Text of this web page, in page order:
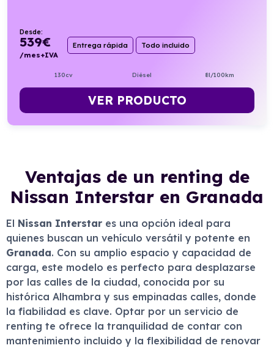
Desde:
539€
/mes+IVA
Entrega rápida Todo incluido
130cv Diésel 8l/100km
VER PRODUCTO
Ventajas de un renting de
Nissan Interstar en Granada
El Nissan Interstar es una opción ideal para
quienes buscan un vehículo versátil y potente en
Granada. Con su amplio espacio y capacidad de
carga, este modelo es perfecto para desplazarse
por las calles de la ciudad, conocida por su
histórica Alhambra y sus empinadas calles, donde
la fiabilidad es clave. Optar por un servicio de
renting te ofrece la tranquilidad de contar con
mantenimiento incluido y la flexibilidad de renovar